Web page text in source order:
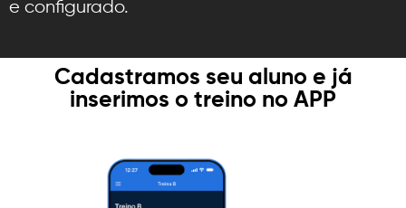
e configurado.
Cadastramos seu aluno e já
inserimos o treino no APP